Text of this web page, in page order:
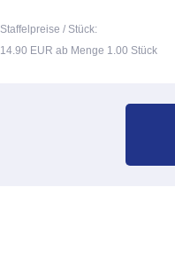
Staffelpreise / Stück:
14.90 EUR ab Menge 1.00 Stück